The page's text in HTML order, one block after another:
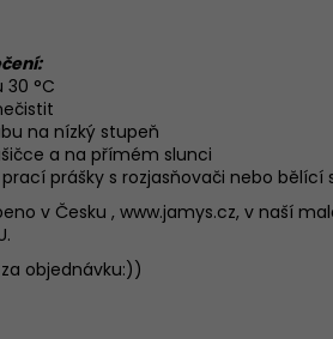
30 °C
na nízký stupeň
a na přímém slunci
prášky s rozjasňovači nebo bělící
v Česku , www.jamys.cz, v naší
objednávku:))